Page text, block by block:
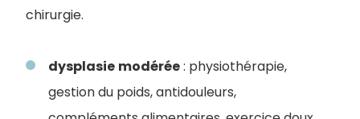
chirurgie.
dysplasie modérée: physiothérapie,
gestion du poids, antidouleurs,